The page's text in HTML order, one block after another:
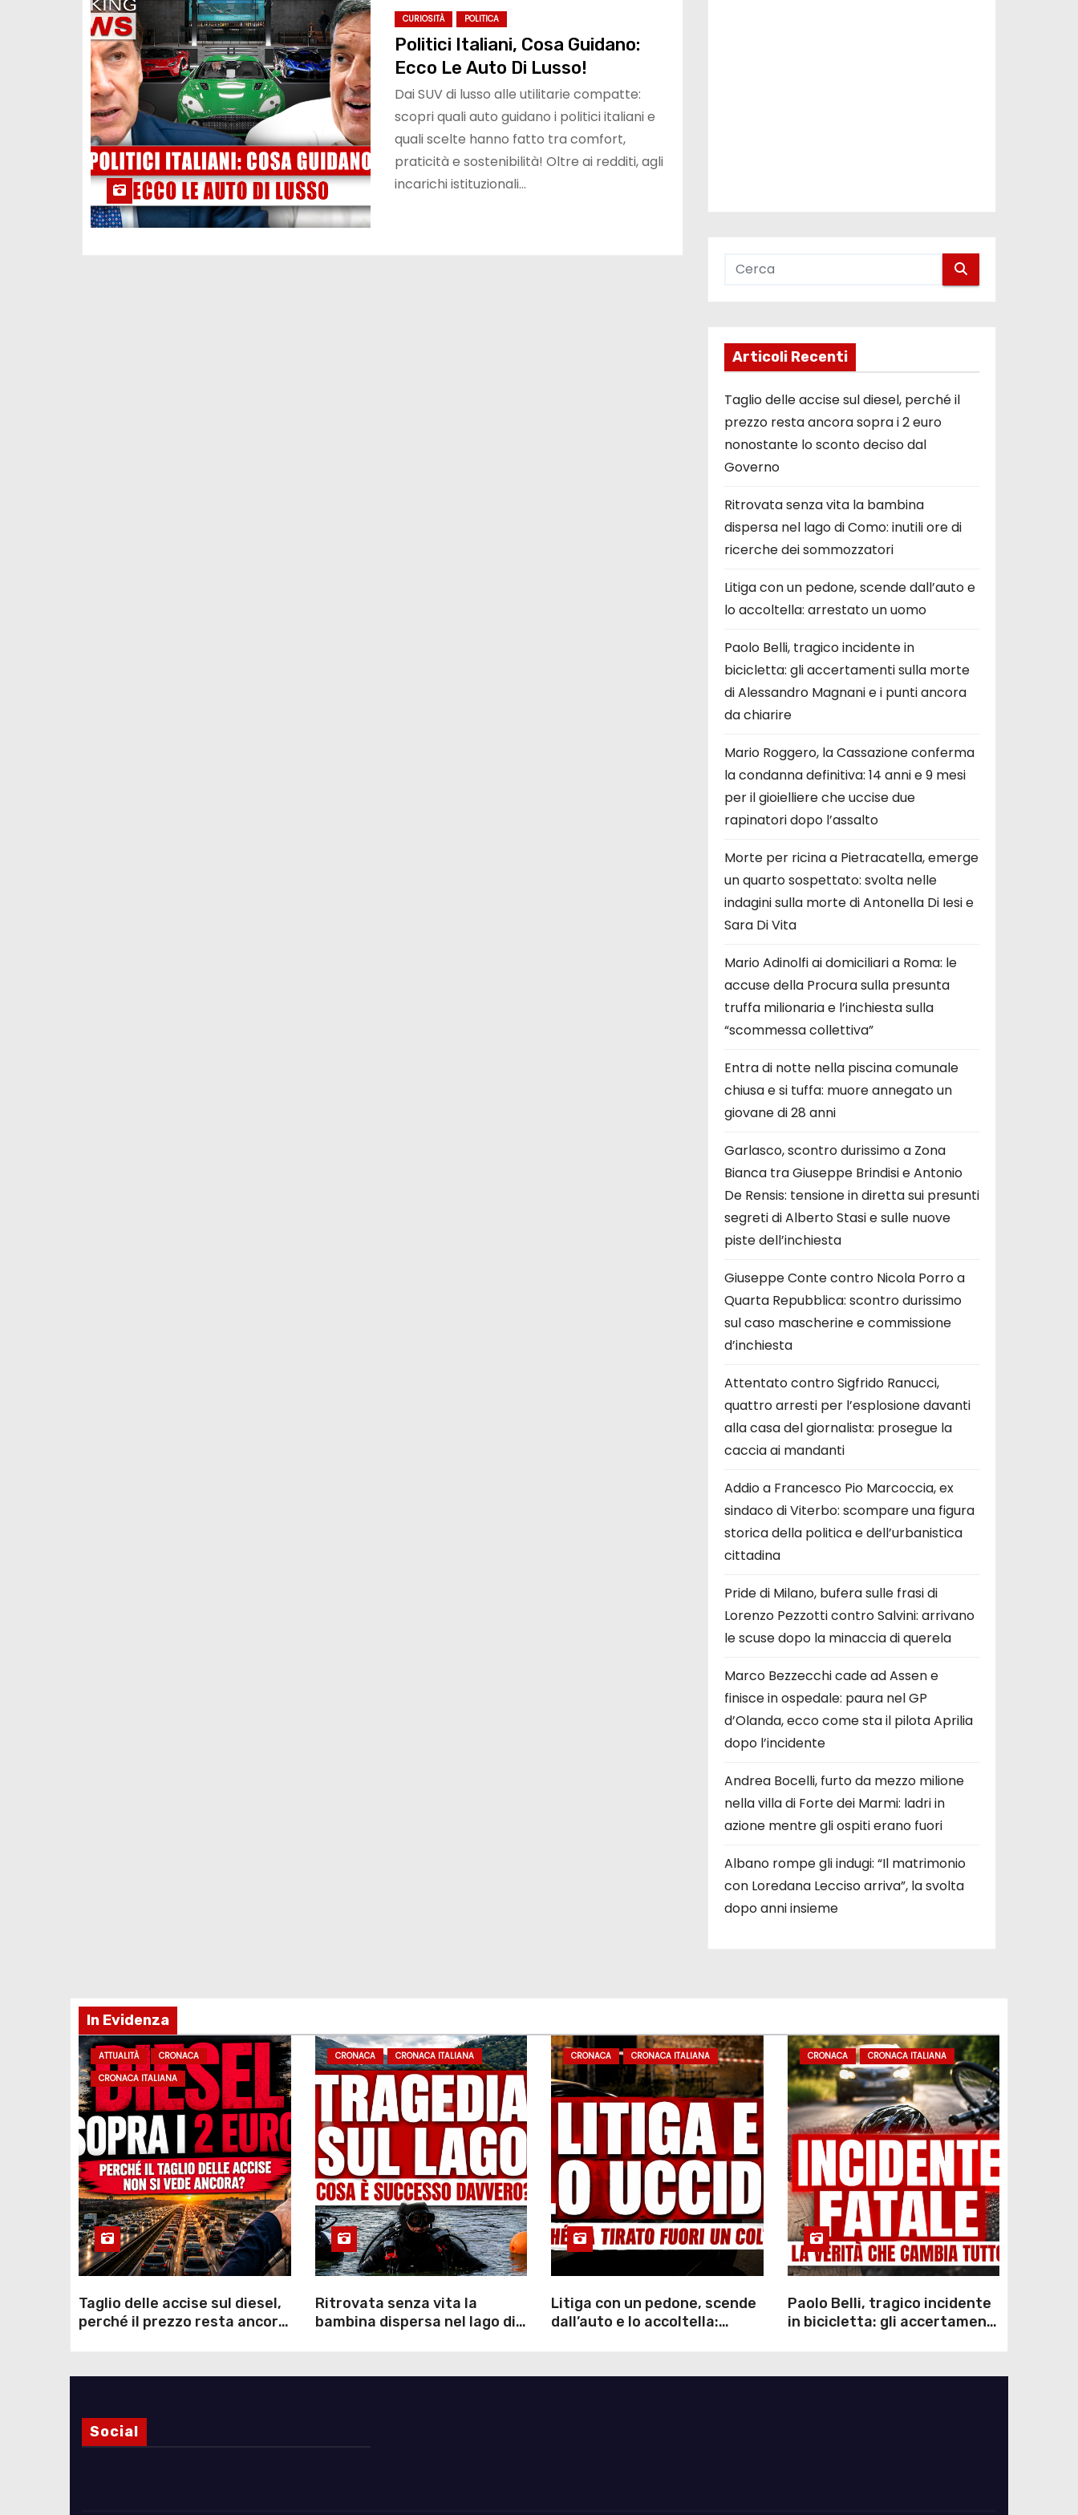
CURIOSITÀ POLITICA
Politici Italiani, Cosa Guidano:
Ecco Le Auto Di Lusso!
Dai SUV di lusso alle utilitarie compatte:
scopri quali auto guidano i politici italiani e
quali scelte hanno fatto tra comfort,
praticità e sostenibilità! Oltre ai redditi, agli
incarichi istituzionali…
Articoli Recenti
Taglio delle accise sul diesel, perché il
prezzo resta ancora sopra i 2 euro
nonostante lo sconto deciso dal
Governo
Ritrovata senza vita la bambina
dispersa nel lago di Como: inutili ore di
ricerche dei sommozzatori
Litiga con un pedone, scende dall’auto e
lo accoltella: arrestato un uomo
Paolo Belli, tragico incidente in
bicicletta: gli accertamenti sulla morte
di Alessandro Magnani e i punti ancora
da chiarire
Mario Roggero, la Cassazione conferma
la condanna definitiva: 14 anni e 9 mesi
per il gioielliere che uccise due
rapinatori dopo l’assalto
Morte per ricina a Pietracatella, emerge
un quarto sospettato: svolta nelle
indagini sulla morte di Antonella Di Iesi e
Sara Di Vita
Mario Adinolfi ai domiciliari a Roma: le
accuse della Procura sulla presunta
truffa milionaria e l’inchiesta sulla
“scommessa collettiva”
Entra di notte nella piscina comunale
chiusa e si tuffa: muore annegato un
giovane di 28 anni
Garlasco, scontro durissimo a Zona
Bianca tra Giuseppe Brindisi e Antonio
De Rensis: tensione in diretta sui presunti
segreti di Alberto Stasi e sulle nuove
piste dell’inchiesta
Giuseppe Conte contro Nicola Porro a
Quarta Repubblica: scontro durissimo
sul caso mascherine e commissione
d’inchiesta
Attentato contro Sigfrido Ranucci,
quattro arresti per l’esplosione davanti
alla casa del giornalista: prosegue la
caccia ai mandanti
Addio a Francesco Pio Marcoccia, ex
sindaco di Viterbo: scompare una figura
storica della politica e dell’urbanistica
cittadina
Pride di Milano, bufera sulle frasi di
Lorenzo Pezzotti contro Salvini: arrivano
le scuse dopo la minaccia di querela
Marco Bezzecchi cade ad Assen e
finisce in ospedale: paura nel GP
d’Olanda, ecco come sta il pilota Aprilia
dopo l’incidente
Andrea Bocelli, furto da mezzo milione
nella villa di Forte dei Marmi: ladri in
azione mentre gli ospiti erano fuori
Albano rompe gli indugi: “Il matrimonio
con Loredana Lecciso arriva”, la svolta
dopo anni insieme
In Evidenza
ATTUALITÀ
CRONACA
CRONACA ITALIANA
Taglio delle accise sul diesel,
perché il prezzo resta ancora
CRONACA CRONACA ITALIANA
Ritrovata senza vita la
bambina dispersa nel lago di
CRONACA CRONACA ITALIANA
Litiga con un pedone, scende
dall’auto e lo accoltella:
CRONACA CRONACA ITALIANA
Paolo Belli, tragico incidente
in bicicletta: gli accertamenti
chiarire
Social